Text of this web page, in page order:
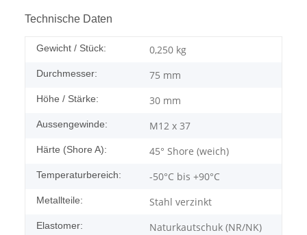
Technische Daten
Gewicht / Stück: 0,250 kg
Durchmesser: 75 mm
Höhe / Stärke: 30 mm
Aussengewinde: M12 x 37
Härte (Shore A): 45° Shore (weich)
Temperaturbereich: -50°C bis +90°C
Metallteile: Stahl verzinkt
Elastomer: Naturkautschuk (NR/NK)